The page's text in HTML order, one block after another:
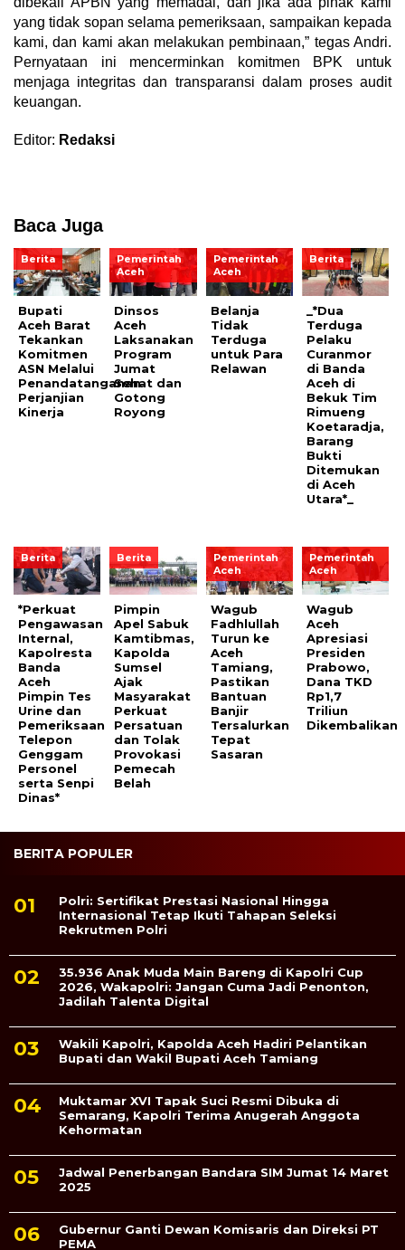
yang tidak sopan selama pemeriksaan, sampaikan kepada
kami, dan kami akan melakukan pembinaan,” tegas Andri.
Pernyataan ini mencerminkan komitmen BPK untuk
menjaga integritas dan transparansi dalam proses audit
keuangan.
Editor: Redaksi
Baca Juga
Berita
Bupati
Aceh Barat
Tekankan
Komitmen
ASN Melalui
Penandatanganan
Perjanjian
Kinerja
Pemerintah
Aceh
Dinsos
Aceh
Laksanakan
Program
Jumat
Sehat dan
Gotong
Royong
Pemerintah
Aceh
Belanja
Tidak
Terduga
untuk Para
Relawan
Berita
_*Dua
Terduga
Pelaku
Curanmor
di Banda
Aceh di
Bekuk Tim
Rimueng
Koetaradja,
Barang
Bukti
Ditemukan
di Aceh
Utara*_
Berita
*Perkuat
Pengawasan
Internal,
Kapolresta
Banda
Aceh
Pimpin Tes
Urine dan
Pemeriksaan
Telepon
Genggam
Personel
serta Senpi
Dinas*
Berita
Pimpin
Apel Sabuk
Kamtibmas,
Kapolda
Sumsel
Ajak
Masyarakat
Perkuat
Persatuan
dan Tolak
Provokasi
Pemecah
Belah
Pemerintah
Aceh
Wagub
Fadhlullah
Turun ke
Aceh
Tamiang,
Pastikan
Bantuan
Banjir
Tersalurkan
Tepat
Sasaran
Pemerintah
Aceh
Wagub
Aceh
Apresiasi
Presiden
Prabowo,
Dana TKD
Rp1,7
Triliun
Dikembalikan
BERITA POPULER
Polri: Sertifikat Prestasi Nasional Hingga
Internasional Tetap Ikuti Tahapan Seleksi
Rekrutmen Polri
35.936 Anak Muda Main Bareng di Kapolri Cup
2026, Wakapolri: Jangan Cuma Jadi Penonton,
Jadilah Talenta Digital
Wakili Kapolri, Kapolda Aceh Hadiri Pelantikan
Bupati dan Wakil Bupati Aceh Tamiang
Muktamar XVI Tapak Suci Resmi Dibuka di
Semarang, Kapolri Terima Anugerah Anggota
Kehormatan
Jadwal Penerbangan Bandara SIM Jumat 14 Maret
2025
Gubernur Ganti Dewan Komisaris dan Direksi PT
PEMA